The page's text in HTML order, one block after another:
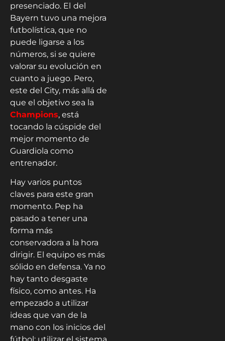
presenciado. El del
Bayern tuvo una mejora
futbolística, que no
puede ligarse a los
números, si se quiere
valorar su evolución en
cuanto a juego. Pero,
este del City, más allá de
que el objetivo sea la
Champions, está
tocando la cúspide del
mejor momento de
Guardiola como
entrenador.
Hay varios puntos
claves para este gran
momento. Pep ha
pasado a tener una
forma más
conservadora a la hora
dirigir. El equipo es más
sólido en defensa. Ya no
hay tanto desgaste
físico, como antes. Ha
empezado a utilizar
ideas que van de la
mano con los inicios del